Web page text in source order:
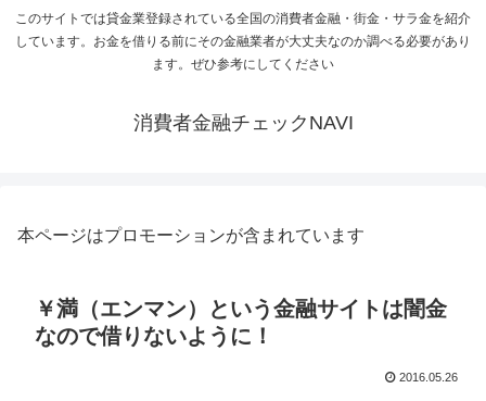
このサイトでは貸金業登録されている全国の消費者金融・街金・サラ金を紹介
しています。お金を借りる前にその金融業者が大丈夫なのか調べる必要があり
ます。ぜひ参考にしてください
消費者金融チェックNAVI
本ページはプロモーションが含まれています
￥満（エンマン）という金融サイトは闇金
なので借りないように！
2016.05.26